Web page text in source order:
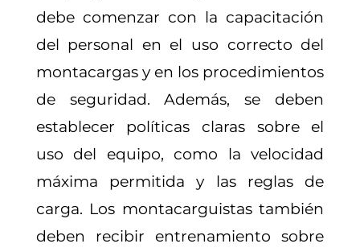
debe comenzar con la capacitación
del personal en el uso correcto del
montacargas y en los procedimientos
de seguridad. Además, se deben
establecer políticas claras sobre el
uso del equipo, como la velocidad
máxima permitida y las reglas de
carga. Los montacarguistas también
deben recibir entrenamiento sobre